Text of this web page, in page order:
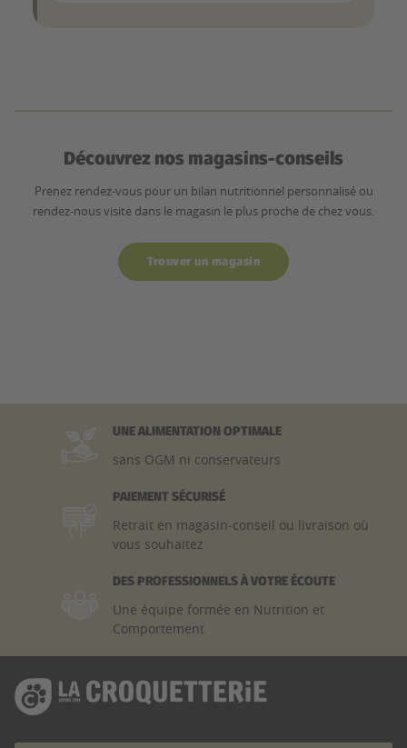
Découvrez nos magasins-conseils
Prenez rendez-vous pour un bilan nutritionnel personnalisé ou
rendez-nous visite dans le magasin le plus proche de chez vous.
Trouver un magasin
UNE ALIMENTATION OPTIMALE
sans OGM ni conservateurs
PAIEMENT SÉCURISÉ
Retrait en magasin-conseil ou livraison où
vous souhaitez
DES PROFESSIONNELS À VOTRE ÉCOUTE
Une équipe formée en Nutrition et
Comportement